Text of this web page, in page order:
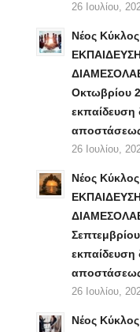
26 Ιουλίου,
Νέος
Οκτωβρίου
εκπαίδευση
26 Ιουλίου,
Νέος
εκπαίδευση
26 Ιουλίου,
Νέος